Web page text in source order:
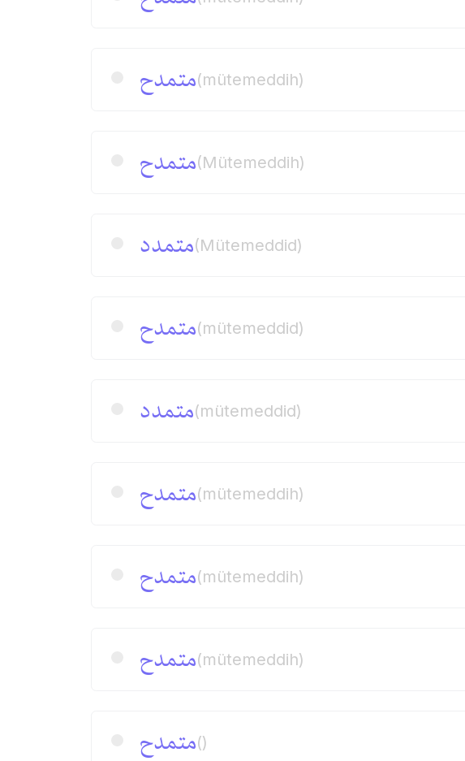
متمدح(mütemeddih)
متمدح(Mütemeddih)
متمدد(Mütemeddid)
متمدح(mütemeddid)
متمدد(mütemeddid)
متمدح(mütemeddih)
متمدح(mütemeddih)
متمدح(mütemeddih)
متمدح()